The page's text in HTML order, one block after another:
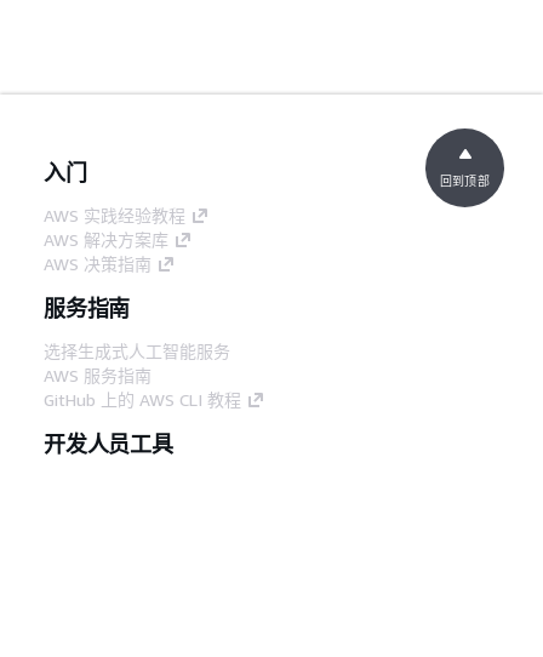
入门
AWS 实践经验教程
AWS 解决方案库
AWS 决策指南
服务指南
选择生成式人工智能服务
AWS 服务指南
GitHub 上的 AWS CLI 教程
开发人员工具
回到顶部